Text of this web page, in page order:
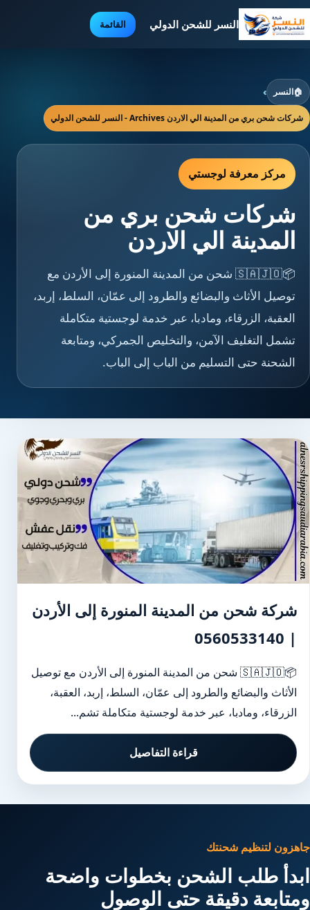
النسر للشحن الدولي القائمة
🏠النسر ›
شركات شحن بري من المدينة الي الاردن Archives - النسر للشحن الدولي
مركز معرفة لوجستي
شركات شحن بري من
المدينة الي الاردن
📦🇸🇦🇯🇴 شحن من المدينة المنورة إلى الأردن مع
توصيل الأثاث والبضائع والطرود إلى عمّان، السلط، إربد،
العقبة، الزرقاء، ومادبا، عبر خدمة لوجستية متكاملة
تشمل التغليف الآمن، والتخليص الجمركي، ومتابعة
الشحنة حتى التسليم من الباب إلى الباب.
شركة شحن من المدينة المنورة إلى الأردن
| 0560533140
📦🇸🇦🇯🇴 شحن من المدينة المنورة إلى الأردن مع توصيل
الأثاث والبضائع والطرود إلى عمّان، السلط، إربد، العقبة،
الزرقاء، ومادبا، عبر خدمة لوجستية متكاملة تشم...
قراءة التفاصيل
جاهزون لتنظيم شحنتك
ابدأ طلب الشحن بخطوات واضحة
ومتابعة دقيقة حتى الوصول